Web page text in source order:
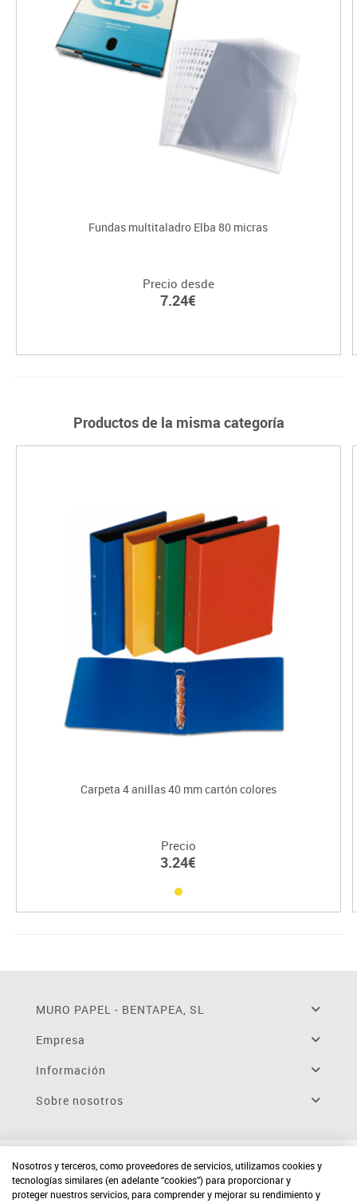
Fundas multitaladro Elba 80 micras
Precio desde
7.24€
Productos de la misma categoría
Carpeta 4 anillas 40 mm cartón colores
Precio
3.24€
MURO PAPEL - BENTAPEA, SL
Empresa
Información
Sobre nosotros
Nosotros y terceros, como proveedores de servicios, utilizamos cookies y
tecnologías similares (en adelante “cookies”) para proporcionar y
proteger nuestros servicios, para comprender y mejorar su rendimiento y